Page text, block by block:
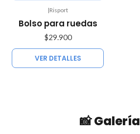
|Risport
Bolso para ruedas
$29.900
VER DETALLES
📸 Galería